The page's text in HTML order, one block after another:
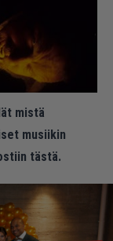
mistä
musiikin
tästä.